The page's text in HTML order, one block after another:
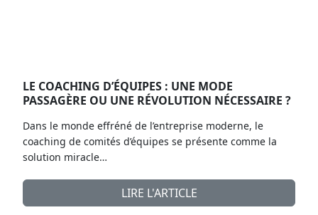
LE COACHING D’ÉQUIPES : UNE MODE
PASSAGÈRE OU UNE RÉVOLUTION NÉCESSAIRE ?
Dans le monde effréné de l’entreprise moderne, le
coaching de comités d’équipes se présente comme la
solution miracle…
LIRE L'ARTICLE